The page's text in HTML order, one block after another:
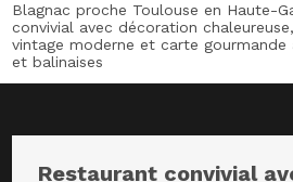
Blagnac proche Toulouse en Haute-
convivial avec décoration
vintage moderne et carte gourmande
et balinaises
Restaurant convivial